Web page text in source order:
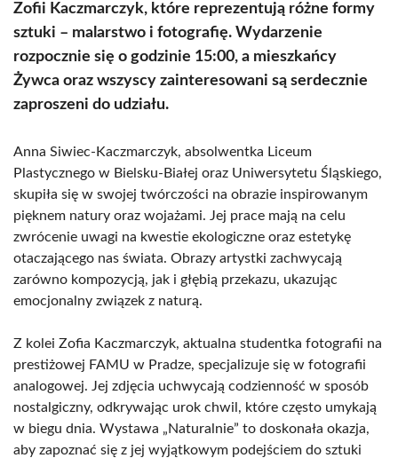
Zofii Kaczmarczyk, które reprezentują różne formy
sztuki – malarstwo i fotografię. Wydarzenie
rozpocznie się o godzinie 15:00, a mieszkańcy
Żywca oraz wszyscy zainteresowani są serdecznie
zaproszeni do udziału.
Anna Siwiec-Kaczmarczyk, absolwentka Liceum
Plastycznego w Bielsku-Białej oraz Uniwersytetu Śląskiego,
skupiła się w swojej twórczości na obrazie inspirowanym
pięknem natury oraz wojażami. Jej prace mają na celu
zwrócenie uwagi na kwestie ekologiczne oraz estetykę
otaczającego nas świata. Obrazy artystki zachwycają
zarówno kompozycją, jak i głębią przekazu, ukazując
emocjonalny związek z naturą.
Z kolei Zofia Kaczmarczyk, aktualna studentka fotografii na
prestiżowej FAMU w Pradze, specjalizuje się w fotografii
analogowej. Jej zdjęcia uchwycają codzienność w sposób
nostalgiczny, odkrywając urok chwil, które często umykają
w biegu dnia. Wystawa „Naturalnie” to doskonała okazja,
aby zapoznać się z jej wyjątkowym podejściem do sztuki